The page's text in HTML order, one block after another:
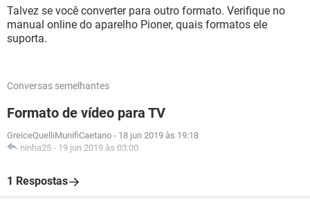
Talvez se você converter para outro formato. Verifique no
manual online do aparelho Pioner, quais formatos ele
suporta.
Conversas semelhantes
Formato de vídeo para TV
GreiceQuelliMunifiCaetano - 18 jun 2019 às 19:18
ninha25 - 19 jun 2019 às 03:00
1 Respostas